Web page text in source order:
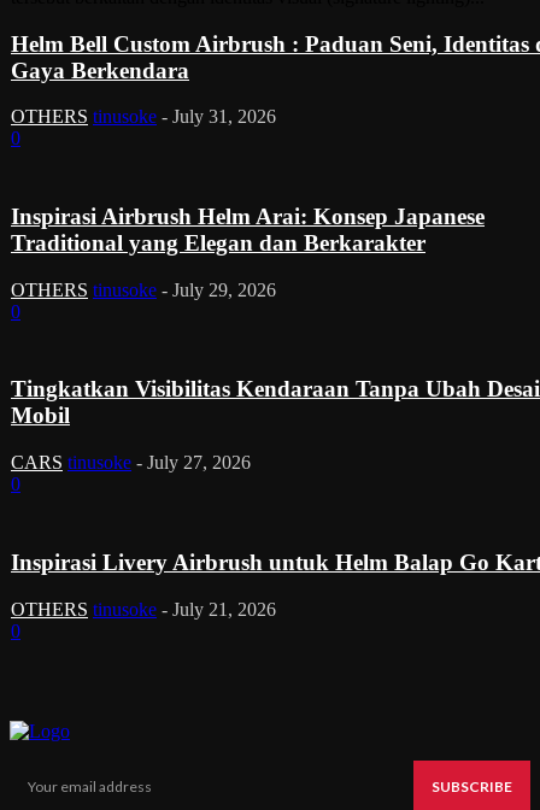
Helm Bell Custom Airbrush : Paduan Seni, Identitas
Gaya Berkendara
OTHERS tinusoke - July 31, 2026
0
Inspirasi Airbrush Helm Arai: Konsep Japanese
Traditional yang Elegan dan Berkarakter
OTHERS tinusoke - July 29, 2026
0
Tingkatkan Visibilitas Kendaraan Tanpa Ubah
Mobil
CARS tinusoke - July 27, 2026
0
Inspirasi Livery Airbrush untuk Helm Balap Go
OTHERS tinusoke - July 21, 2026
0
SUBSCRIBE